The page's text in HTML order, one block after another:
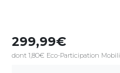
299,99
dont 1,80€ Eco-Participation